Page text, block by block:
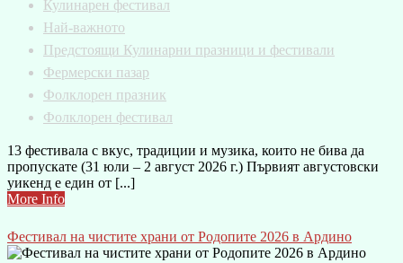
Кулинарен фестивал
Най-важното
Предстоящи Кулинарни празници и фестивали
Фермерски пазар
Фолклорен празник
Фолклорен фестивал
13 фестивала с вкус, традиции и музика, които не бива да
пропускате (31 юли – 2 август 2026 г.) Първият августовски
уикенд е един от [...]
More Info
Фестивал на чистите храни от Родопите 2026 в Ардино